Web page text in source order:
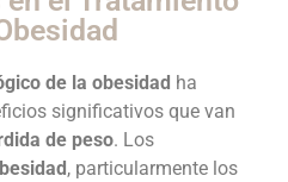
de la obesidad ha
significativos que van
de peso. Los
, particularmente los